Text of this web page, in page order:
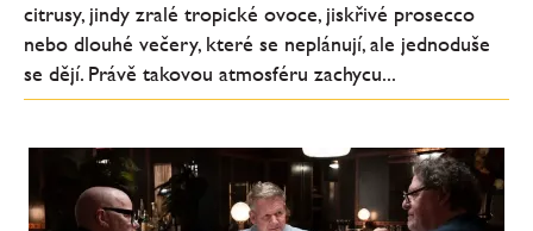
citrusy, jindy zralé tropické ovoce, jiskřivé prosecco
nebo dlouhé večery, které se neplánují, ale jednoduše
se dějí. Právě takovou atmosféru zachycu...